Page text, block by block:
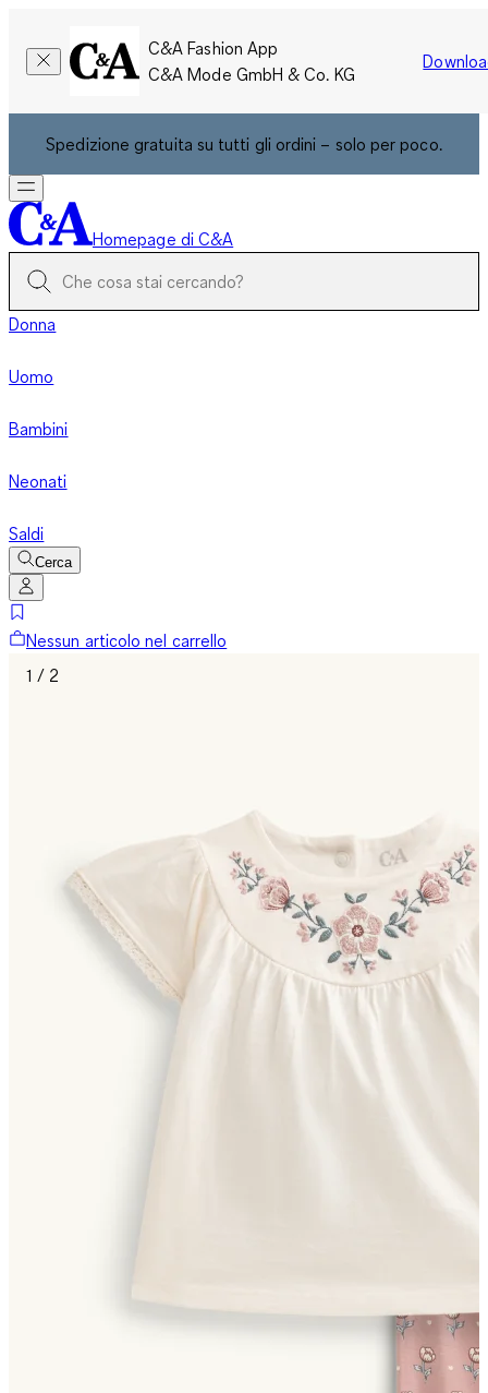
C&A Fashion App
C&A Mode GmbH & Co. KG
Spedizione gratuita su tutti gli ordini – solo per poco.
Homepage di C&A
Donna
Uomo
Bambini
Neonati
Saldi
Cerca
Nessun articolo nel carrello
1 / 2